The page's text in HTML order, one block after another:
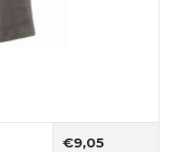
€9,05